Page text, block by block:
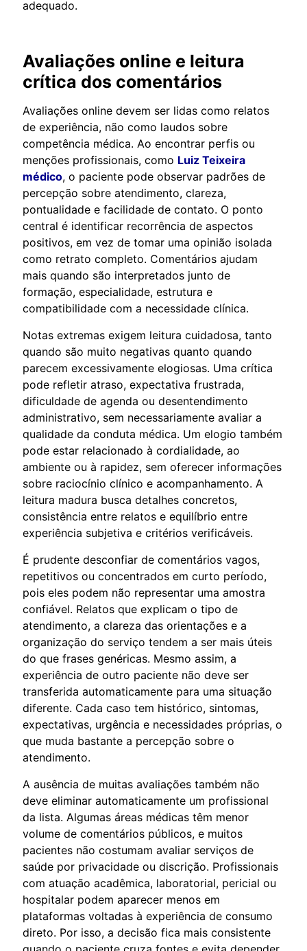
adequado.
Avaliações online e leitura
crítica dos comentários
Avaliações online devem ser lidas como relatos
de experiência, não como laudos sobre
competência médica. Ao encontrar perfis ou
menções profissionais, como Luiz Teixeira
médico, o paciente pode observar padrões de
percepção sobre atendimento, clareza,
pontualidade e facilidade de contato. O ponto
central é identificar recorrência de aspectos
positivos, em vez de tomar uma opinião isolada
como retrato completo. Comentários ajudam
mais quando são interpretados junto de
formação, especialidade, estrutura e
compatibilidade com a necessidade clínica.
Notas extremas exigem leitura cuidadosa, tanto
quando são muito negativas quanto quando
parecem excessivamente elogiosas. Uma crítica
pode refletir atraso, expectativa frustrada,
dificuldade de agenda ou desentendimento
administrativo, sem necessariamente avaliar a
qualidade da conduta médica. Um elogio também
pode estar relacionado à cordialidade, ao
ambiente ou à rapidez, sem oferecer informações
sobre raciocínio clínico e acompanhamento. A
leitura madura busca detalhes concretos,
consistência entre relatos e equilíbrio entre
experiência subjetiva e critérios verificáveis.
É prudente desconfiar de comentários vagos,
repetitivos ou concentrados em curto período,
pois eles podem não representar uma amostra
confiável. Relatos que explicam o tipo de
atendimento, a clareza das orientações e a
organização do serviço tendem a ser mais úteis
do que frases genéricas. Mesmo assim, a
experiência de outro paciente não deve ser
transferida automaticamente para uma situação
diferente. Cada caso tem histórico, sintomas,
expectativas, urgência e necessidades próprias, o
que muda bastante a percepção sobre o
atendimento.
A ausência de muitas avaliações também não
deve eliminar automaticamente um profissional
da lista. Algumas áreas médicas têm menor
volume de comentários públicos, e muitos
pacientes não costumam avaliar serviços de
saúde por privacidade ou discrição. Profissionais
com atuação acadêmica, laboratorial, pericial ou
hospitalar podem aparecer menos em
plataformas voltadas à experiência de consumo
direto. Por isso, a decisão fica mais consistente